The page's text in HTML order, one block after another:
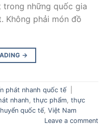
trong những quốc gia
Không phải món đồ
→
phát nhanh quốc tế
nhanh thực phẩm thực
quốc tế Việt Nam
Leave a comment